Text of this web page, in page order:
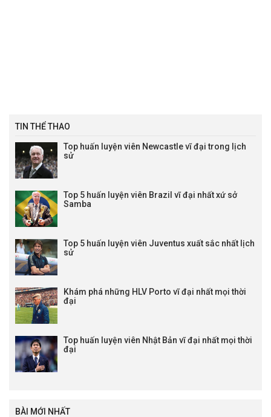
TIN THỂ THAO
Top huấn luyện viên Newcastle vĩ đại trong lịch
sử
Top 5 huấn luyện viên Brazil vĩ đại nhất xứ sở
Samba
Top 5 huấn luyện viên Juventus xuất sắc nhất lịch
sử
Khám phá những HLV Porto vĩ đại nhất mọi thời
đại
Top huấn luyện viên Nhật Bản vĩ đại nhất mọi thời
đại
BÀI MỚI NHẤT